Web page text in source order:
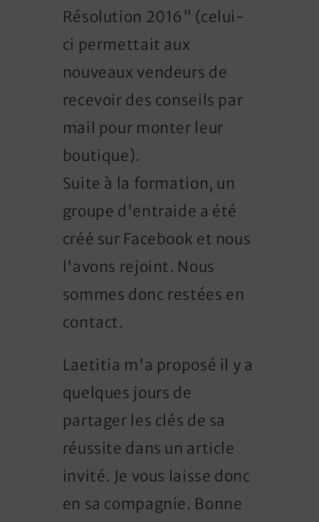
Résolution 2016" (celui-
ci permettait aux
nouveaux vendeurs de
recevoir des conseils par
mail pour monter leur
boutique).
Suite à la formation, un
groupe d'entraide a été
créé sur Facebook et nous
l'avons rejoint. Nous
sommes donc restées en
contact.
Laetitia m'a proposé il y a
quelques jours de
partager les clés de sa
réussite dans un article
invité. Je vous laisse donc
en sa compagnie. Bonne